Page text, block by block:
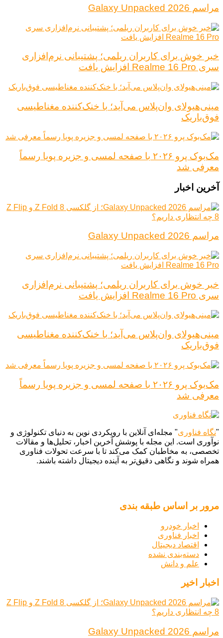
مراسم Galaxy Unpacked 2026
خبر خوش برای کاربران ریلمی؛ پشتیبانی نرم‌افزاری
سری Realme 16 Pro افزایش یافت
مینی‌هیولای وان‌پلاس می‌آید؛ با خنک‌کننده مغناطیسی
فوق‌باریک
مک‌بوک پرو ۲۰۲۶ با صفحه لمسی و جزیره پویا رسماً
معرفی شد
آخرین اخبار
مراسم Galaxy Unpacked 2026
خبر خوش برای کاربران ریلمی؛ پشتیبانی نرم‌افزاری
سری Realme 16 Pro افزایش یافت
مینی‌هیولای وان‌پلاس می‌آید؛ با خنک‌کننده مغناطیسی
فوق‌باریک
مک‌بوک پرو ۲۰۲۶ با صفحه لمسی و جزیره پویا رسماً
معرفی شد
"نگاه فناوری" مجله‌ای آنلاین با رویکردی نوین به دنیای تکنولوژی و
نوآوری است. این مجله با پوشش آخرین اخبار، تحلیل‌ها و مقالات
تخصصی، به مخاطبان کمک می‌کند تا با سرعت تحولات فناوری
همراه شوند و نگاهی دقیق‌تر به آینده دیجیتال داشته باشند.
مرور بر اساس طبقه بندی
اخبار خودرو
اخبار فناوری
اقتصاد دیجیتال
دسته‌بندی نشده
علم و دانش
اخبار اخیر
مراسم Galaxy Unpacked 2026